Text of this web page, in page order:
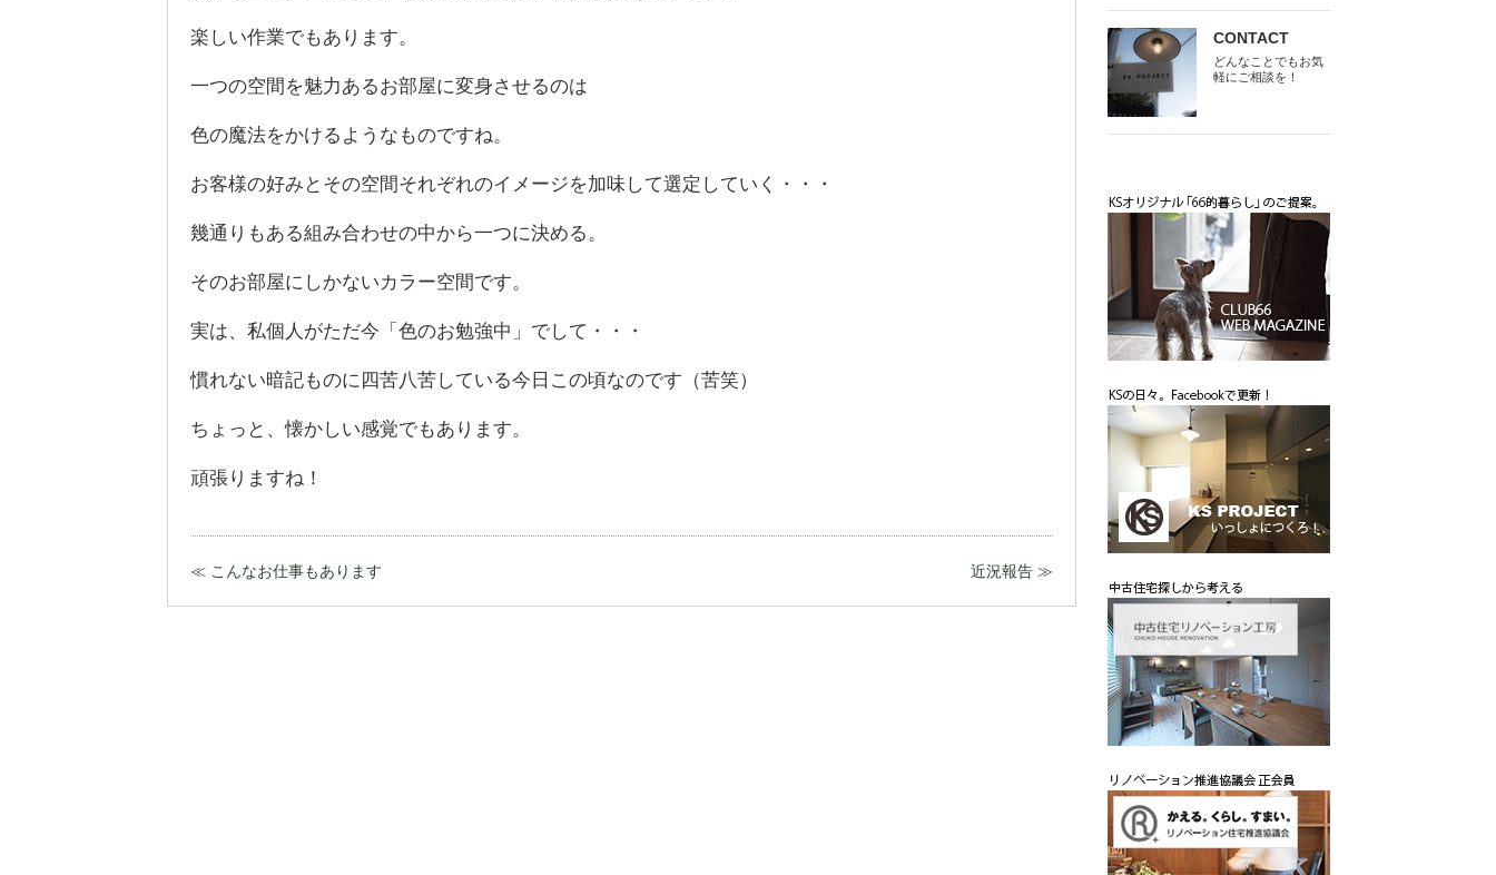
楽しい作業でもあります。
一つの空間を魅力あるお部屋に変身させるのは
色の魔法をかけるようなものですね。
お客様の好みとその空間それぞれのイメージを加味して選定していく・・・
幾通りもある組み合わせの中から一つに決める。
そのお部屋にしかないカラー空間です。
実は、私個人がただ今「色のお勉強中」でして・・・
慣れない暗記ものに四苦八苦している今日この頃なのです（苦笑）
ちょっと、懐かしい感覚でもあります。
頑張りますね！
近況報告 ≫
≪ こんなお仕事もあります
CONTACT
どんなことでもお気
軽にご相談を！